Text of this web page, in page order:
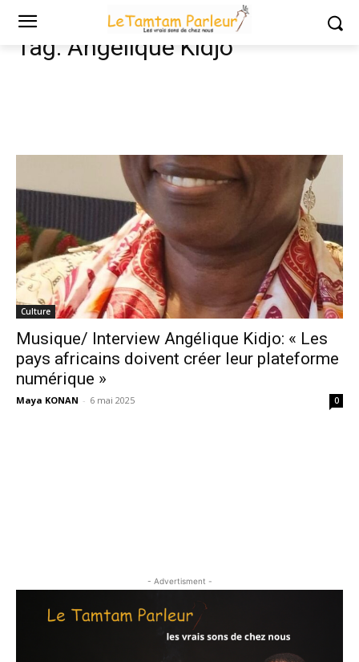
Tags Angélique Kidjo
Tag: Angélique Kidjo
Culture
Musique/ Interview Angélique Kidjo: « Les
pays africains doivent créer leur plateforme
numérique »
Maya KONAN - 6 mai 2025 0
- Advertisment -